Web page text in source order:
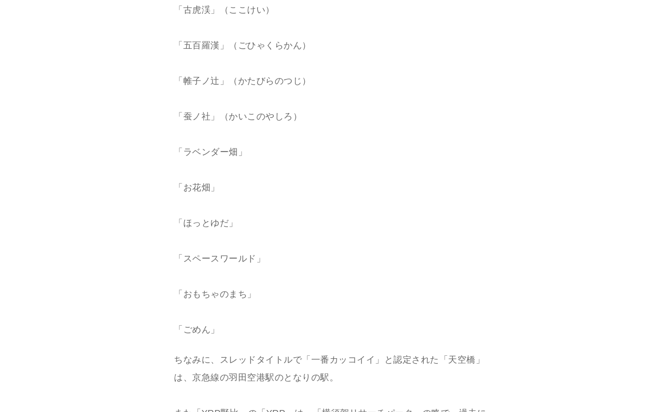
「古虎渓」（ここけい）
「五百羅漢」（ごひゃくらかん）
「帷子ノ辻」（かたびらのつじ）
「蚕ノ社」（かいこのやしろ）
「ラベンダー畑」
「お花畑」
「ほっとゆだ」
「スペースワールド」
「おもちゃのまち」
「ごめん」
ちなみに、スレッドタイトルで「一番カッコイイ」と認定された「天空橋」
は、京急線の羽田空港駅のとなりの駅。